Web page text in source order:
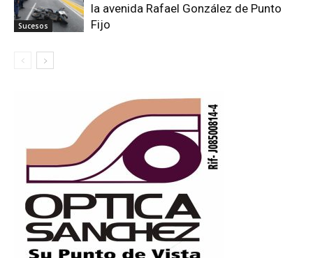
Sucesos
la avenida Rafael González de Punto
Fijo